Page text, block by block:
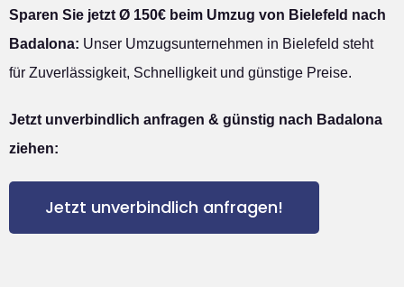
Sparen Sie jetzt Ø 150€ beim Umzug von Bielefeld nach
Badalona: Unser Umzugsunternehmen in Bielefeld steht
für Zuverlässigkeit, Schnelligkeit und günstige Preise.
Jetzt unverbindlich anfragen & günstig nach Badalona
ziehen:
Jetzt unverbindlich anfragen!